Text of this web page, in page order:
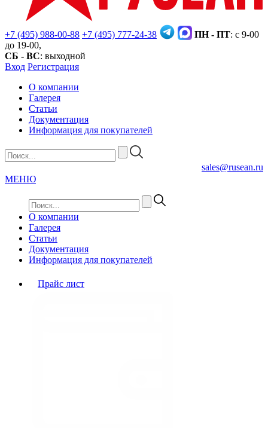
+7 (495) 988-00-88 +7 (495) 777-24-38 ПН - ПТ: с 9-00
до 19-00,
СБ - ВС: выходной
Вход Регистрация
О компании
Галерея
Статьи
Документация
Информация для покупателей
sales@rusean.ru
МЕНЮ
О компании
Галерея
Статьи
Документация
Информация для покупателей
Прайс лист